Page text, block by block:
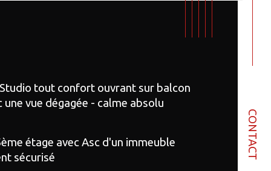
CONTACT
Valeurs
tout confort ouvrant sur balcon
une vue dégagée - calme absolu
étage avec Asc d'un immeuble
sécurisé